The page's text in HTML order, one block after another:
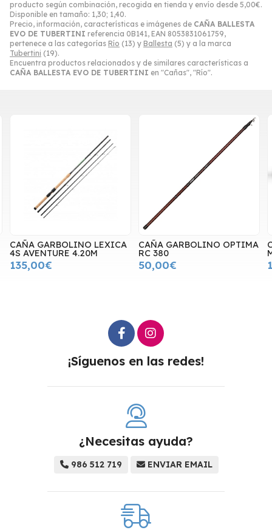
producto según combinación, recogida en tienda y envío desde 5,00€.
Disponible en tamaño: 1,30; 1,40.
Precio, información, características e imágenes de CAÑA BALLESTA
EVO DE TUBERTINI referencia 0B141, EAN 8053831061759,
pertenece a las categorías Río (13) y Ballesta (5) y a la marca
Tubertini (19).
Encuentra productos relacionados y de similares características a
CAÑA BALLESTA EVO DE TUBERTINI en "Cañas", "Río".
CAÑA GARBOLINO LEXICA
4S AVENTURE 4.20M
135,00€
CAÑA GARBOLINO OPTIMA
RC 380
50,00€
¡Síguenos en las redes!
¿Necesitas ayuda?
986 512 719 ENVIAR EMAIL